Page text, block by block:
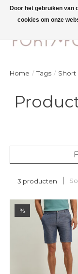
Ontdek de nieuwe
Home / Tags / Short
3 producten
%
Door het gebruiken van
cookies om onze